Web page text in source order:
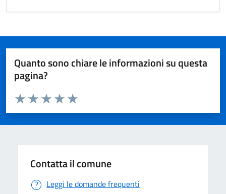
Quanto sono chiare le informazioni su questa
pagina?
Valuta da 1 a 5 stelle la pagina
Valuta 5 stelle su 5
Valuta 4 stelle su 5
Valuta 3 stelle su 5
Valuta 2 stelle su 5
Valuta 1 stelle su 5
Contatta il comune
Leggi le domande frequenti